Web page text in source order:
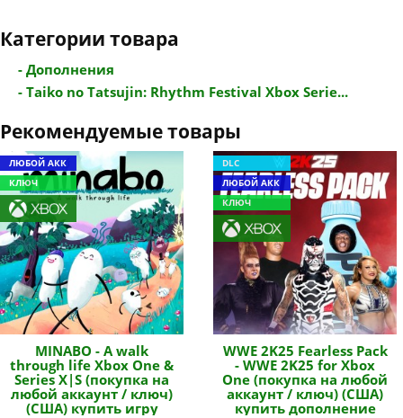
Категории товара
- Дополнения
- Taiko no Tatsujin: Rhythm Festival Xbox Serie...
Рекомендуемые товары
ЛЮБОЙ АКК
КЛЮЧ
MINABO - A walk
through life Xbox One &
Series X|S (покупка на
любой аккаунт / ключ)
(США) купить игру
DLC
ЛЮБОЙ АКК
КЛЮЧ
WWE 2K25 Fearless Pack
- WWE 2K25 for Xbox
One (покупка на любой
аккаунт / ключ) (США)
купить дополнение